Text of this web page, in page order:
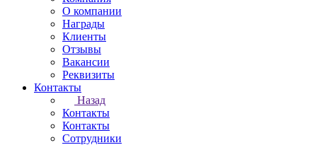
О компании
Награды
Клиенты
Отзывы
Вакансии
Реквизиты
Контакты
Назад
Контакты
Контакты
Сотрудники